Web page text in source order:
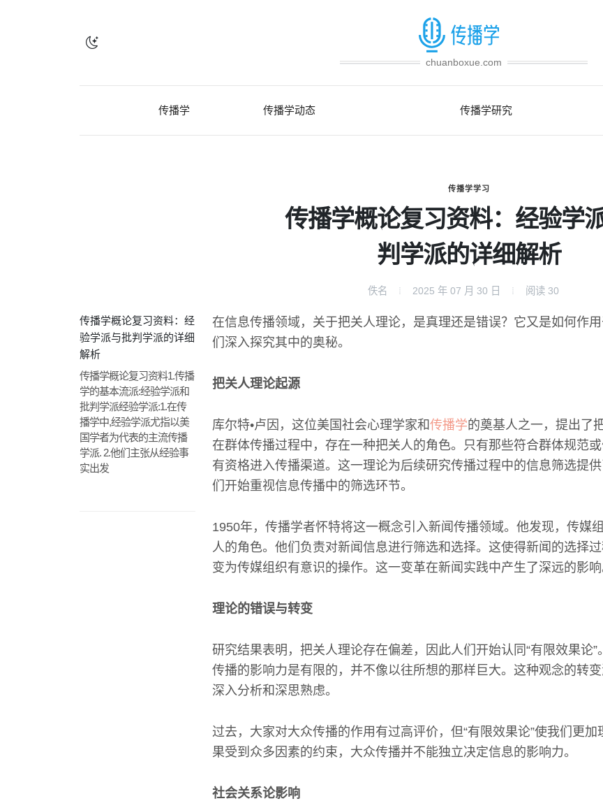
chuanboxue.com
传播学 传播学动态 传播学研究
传播学学习
传播学概论复习资料：经验学
判学派的详细解析
佚名 2025 年 07 月 30 日 阅读 30
传播学概论复习资料：经
验学派与批判学派的详细
解析
传播学概论复习资料1.传播
学的基本流派:经验学派和
批判学派经验学派:1.在传
播学中,经验学派尤指以美
国学者为代表的主流传播
学派. 2.他们主张从经验事
实出发
在信息传播领域，关于把关人理论，是真理还是错误？它又是如何作
们深入探究其中的奥秘。
把关人理论起源
库尔特•卢因，这位美国社会心理学家和传播学的奠基人之一，提出了
在群体传播过程中，存在一种把关人的角色。只有那些符合群体规范
有资格进入传播渠道。这一理论为后续研究传播过程中的信息筛选提
们开始重视信息传播中的筛选环节。
1950年，传播学者怀特将这一概念引入新闻传播领域。他发现，传媒
人的角色。他们负责对新闻信息进行筛选和选择。这使得新闻的选择
变为传媒组织有意识的操作。这一变革在新闻实践中产生了深远的影响
理论的错误与转变
研究结果表明，把关人理论存在偏差，因此人们开始认同“有限效果论
传播的影响力是有限的，并不像以往所想的那样巨大。这种观念的转
深入分析和深思熟虑。
过去，大家对大众传播的作用有过高评价，但“有限效果论”使我们更
果受到众多因素的约束，大众传播并不能独立决定信息的影响力。
社会关系论影响